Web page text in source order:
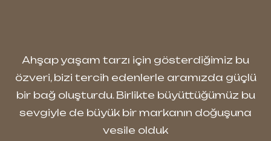
Ahşap yaşam tarzı için gösterdiğimiz bu
özveri, bizi tercih edenlerle aramızda güçlü
bir bağ oluşturdu. Birlikte büyüttüğümüz bu
sevgiyle de büyük bir markanın doğuşuna
vesile olduk